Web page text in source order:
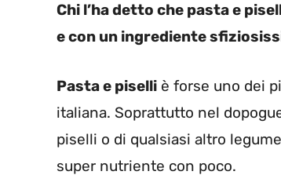
Chi l’ha detto che pasta e
e con un ingrediente
Pasta e piselli è forse uno dei
italiana. Soprattutto nel
piselli o di qualsiasi altro
super nutriente con poco.